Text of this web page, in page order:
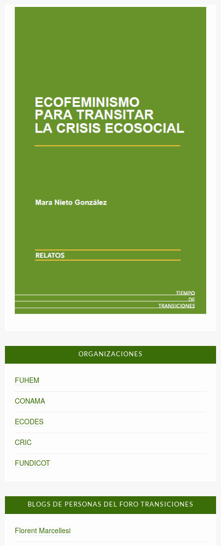
ORGANIZACIONES
FUHEM
CONAMA
ECODES
CRIC
FUNDICOT
BLOGS DE PERSONAS DEL FORO TRANSICIONES
Florent Marcellesi